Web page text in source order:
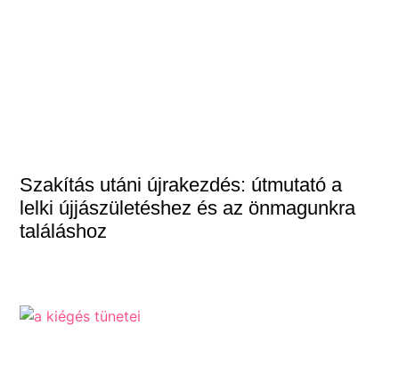
Szakítás utáni újrakezdés: útmutató a
lelki újjászületéshez és az önmagunkra
találáshoz